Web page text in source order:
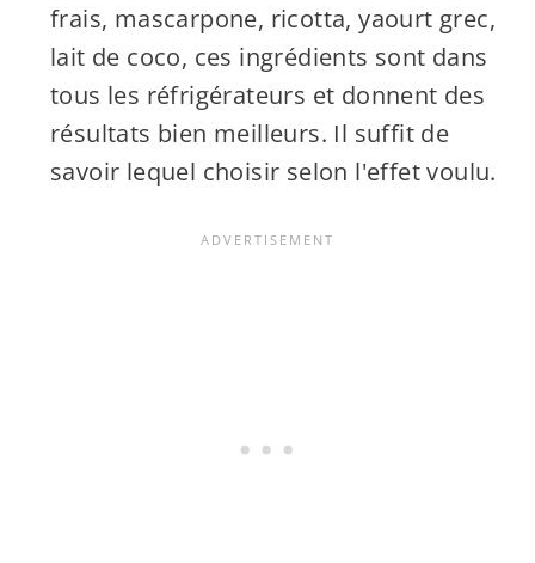
frais, mascarpone, ricotta, yaourt grec,
lait de coco, ces ingrédients sont dans
tous les réfrigérateurs et donnent des
résultats bien meilleurs. Il suffit de
savoir lequel choisir selon l'effet voulu.